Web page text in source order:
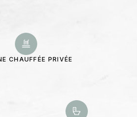
CHAUFFÉE PRIVÉE